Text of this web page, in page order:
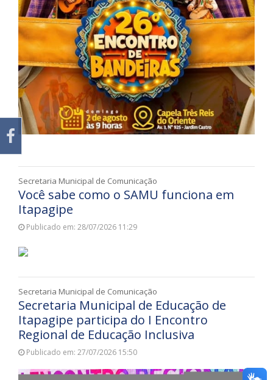
Secretaria Municipal de Comunicação
Você sabe como o SAMU funciona em
Itapagipe
Publicado em: 28/07/2026 11:29
Secretaria Municipal de Comunicação
Secretaria Municipal de Educação de
Itapagipe participa do I Encontro
Regional de Educação Inclusiva
Publicado em: 27/07/2026 15:50